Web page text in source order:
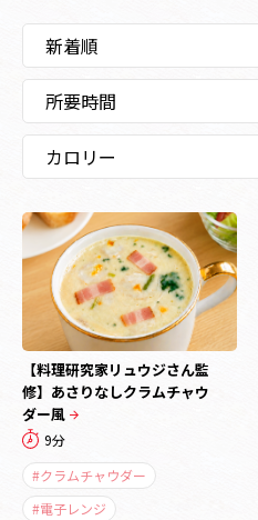
【料理研究家リュウジさん監
修】あさりなしクラムチャウ
ダー風
9分
#クラムチャウダー
#電子レンジ